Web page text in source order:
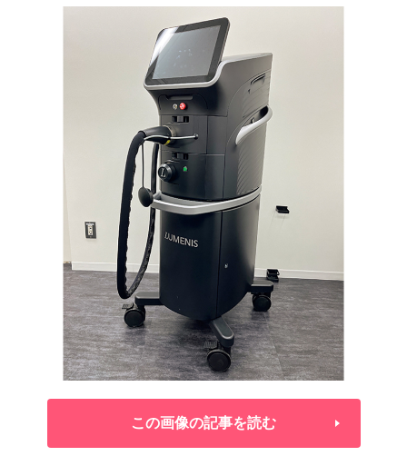
この画像の記事を読む